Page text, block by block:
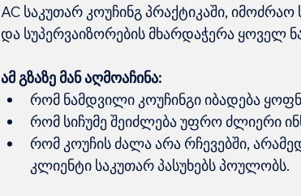
AC საკუთარ კოუჩინგ პრაქტიკაში,
და სუპერვაიზორების მხარდაჭერა ყოველ
ამ გზაზე მან აღმოაჩინა:
რომ ნამდვილი კოუჩინგი იბადება
რომ სიჩუმე შეიძლება უფრო ძლიერი
რომ კოუჩის ძალა არა რჩევებში,
კლიენტი საკუთარ პასუხებს პოულობს.